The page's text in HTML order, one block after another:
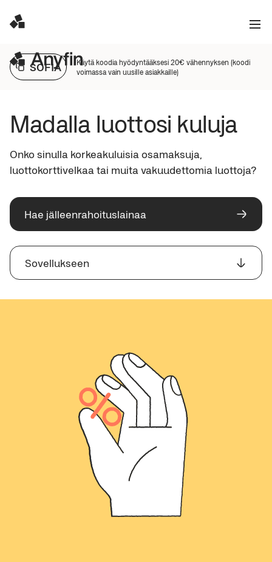
SOFIA
Käytä koodia hyödyntääksesi 20€ vähennyksen (koodi
voimassa vain uusille asiakkaille)
Madalla luottosi kuluja
Onko sinulla korkeakuluisia osamaksuja,
luottokorttivelkaa tai muita vakuudettomia luottoja?
Hae jälleenrahoituslainaa
Sovellukseen